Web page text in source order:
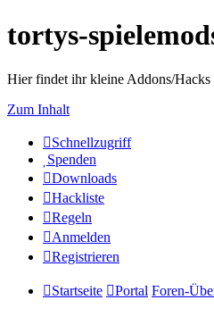
tortys-
Hier findet ihr kleine Addons/Hacks
Zum Inhalt
Schnellzugriff
Spenden
Downloads
Hackliste
Regeln
Anmelden
Registrieren
Startseite Portal Foren-